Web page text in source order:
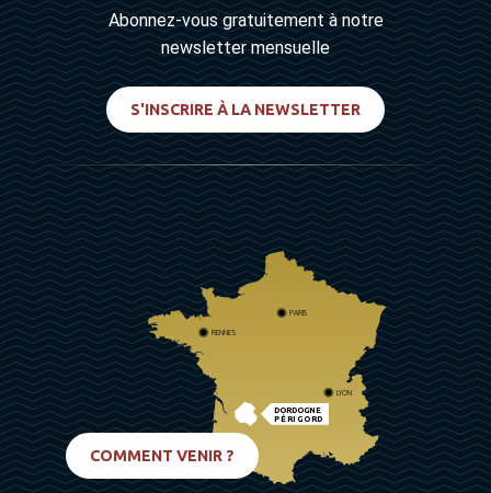
Abonnez-vous gratuitement à notre
newsletter mensuelle
S'INSCRIRE À LA NEWSLETTER
DORDOGNE
PÉRIGORD
PARIS
RENNES
LYON
COMMENT VENIR ?